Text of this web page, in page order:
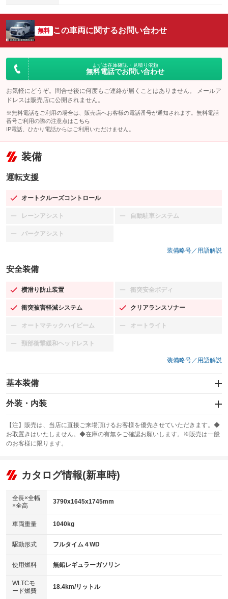
無料 この車両に関するお問い合わせ
まずは在庫確認・見積り依頼
無料電話でお問い合わせ
お気軽にどうぞ。問合せ後に何度もご連絡が届くことはありません。 メールア
ドレスは販売店に公開されません。
※無料電話をご利用の場合は、販売店へお客様の電話番号が通知されます。無料電話
番号ご利用の際の注意点は こちら
IP電話、ひかり電話からはご利用いただけません。
装備
運転支援
オートクルーズコントロール
：装備あり
レーンアシスト
：装備なし 自動駐車システム
：装備なし
パークアシスト
：装備なし
装備略号／用語解説
安全装備
横滑り防止装置
：装備あり 衝突安全ボディ
：装備なし
衝突被害軽減システム
：装備あり クリアランスソナー
：装備あり
オートマチックハイビーム
：装備なし オートライト
：装備なし
頸部衝撃緩和ヘッドレスト
：装備なし
装備略号／用語解説
基本装備
エアバッグ：運転席/助手席/サイド
：装備あり
：装備あり
サンルーフ
：装備なし ABS
リフトアップ
：装備なし
：装備なし
パワーウィンドウ
アイドリングストップ
：装備あり
USB入力端子
：装備なし
100V電源
：装備なし
センターデフロック
：装備なし
外装・内装
カーナビ：メモリーナビ他
：装備あり
TV：ワンセグ
：装備あり
ビジュアル
：装備なし
：装備あり
革シート
キーレス
HID(キセノンライト)
：装備なし
バックカメラ
：装備あり
エアロ
：装備なし
【注】販売は、当店に直接ご来場頂けるお客様を優先させていただきます。◆
お取置きはいたしません。◆在庫の有無をご確認お願いします。※販売は一般
のお客様に限ります。
カタログ情報(新車時)
全長×全幅
×全高
3790x1645x1745mm
車両重量 1040kg
駆動形式 フルタイム４WD
使用燃料 無鉛レギュラーガソリン
WLTCモ
ード燃費
18.4km/リットル